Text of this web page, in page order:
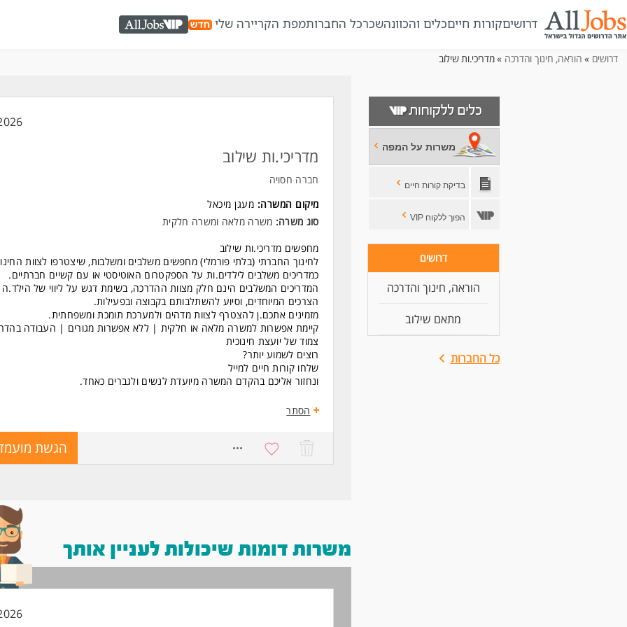
דרושיםקורות חייםכלים והכוונהשכרכל החברותמפת הקריירה שלי AllJobs VIP
דרושים » הוראה, חינוך והדרכה » מדריכי.ות שילוב
משרות על המפה
בדיקת קורות חיים
הפוך ללקוח VIP
דרושים
הוראה, חינוך והדרכה
מתאם שילוב
כל החברות
מדריכי.ות שילוב
חברה חסויה
מיקום המשרה: מעגן מיכאל
סוג משרה: משרה מלאה ומשרה חלקית
מחפשים מדריכי.ות שילוב
לחינוך החברתי (בלתי פורמלי) מחפשים משלבים ומשלבות, שיצטרפו לצוות
כמדריכים משלבים לילדים.ות על הספקטרום האוטיסטי או עם קשיים חברתיים.
המדריכים המשלבים הינם חלק מצוות ההדרכה, בשימת דגש על ליווי של
הצרכים המיוחדים, וסיוע להשתלבותם בקבוצה ובפעילות.
מזמינים אתכם.ן להצטרף לצוות מדהים ולמערכת תומכת ומשפחתית.
קיימת אפשרות למשרה מלאה או חלקית | ללא אפשרות מגורים | העבודה בהדרכה
צמוד של יועצת חינוכית
רוצים לשמוע יותר?
שלחו קורות חיים למייל
ונחזור אליכם בהקדם המשרה מיועדת לנשים ולגברים כאחד.
הסתר
הגשת
משרות דומות שיכולות לעניין אותך